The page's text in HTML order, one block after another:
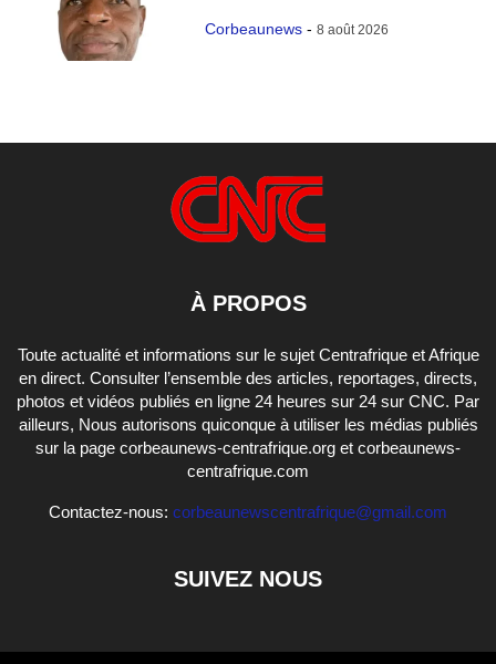
Corbeaunews - 8 août 2026
À PROPOS
Toute actualité et informations sur le sujet Centrafrique et Afrique
en direct. Consulter l’ensemble des articles, reportages, directs,
photos et vidéos publiés en ligne 24 heures sur 24 sur CNC. Par
ailleurs, Nous autorisons quiconque à utiliser les médias publiés
sur la page corbeaunews-centrafrique.org et corbeaunews-
centrafrique.com
Contactez-nous: corbeaunewscentrafrique@gmail.com
SUIVEZ NOUS